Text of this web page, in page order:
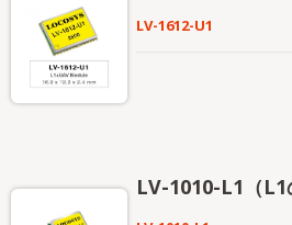
LV-1612-U1
LV-1010-L1（L1